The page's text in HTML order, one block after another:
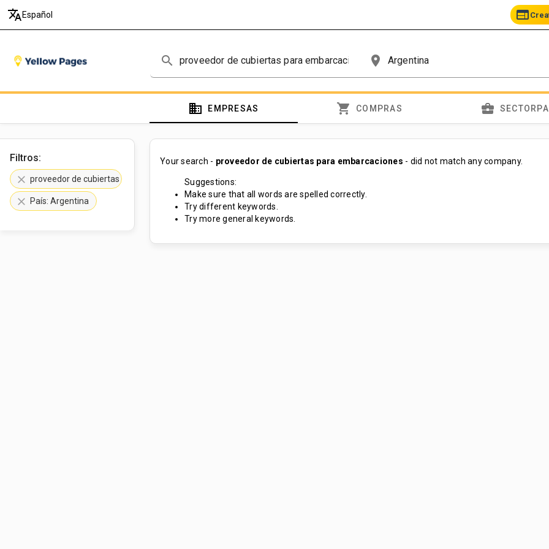
translate Español web
search place
domain EMPRESAS shopping_cart COMPRAS business_center
Filtros:
clear proveedor de cubiertas para embarcaciones
clear País: Argentina
Your search - proveedor de cubiertas para embarcaciones - did not match any company.
Suggestions:
Make sure that all words are spelled correctly.
Try different keywords.
Try more general keywords.